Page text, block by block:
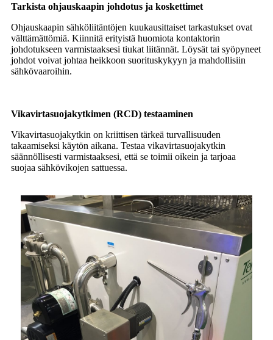
Tarkista ohjauskaapin johdotus ja koskettimet
Ohjauskaapin sähköliitäntöjen kuukausittaiset tarkastukset ovat
välttämättömiä. Kiinnitä erityistä huomiota kontaktorin
johdotukseen varmistaaksesi tiukat liitännät. Löysät tai syöpyneet
johdot voivat johtaa heikkoon suorituskykyyn ja mahdollisiin
sähkövaaroihin.
Vikavirtasuojakytkimen (RCD) testaaminen
Vikavirtasuojakytkin on kriittisen tärkeä turvallisuuden
takaamiseksi käytön aikana. Testaa vikavirtasuojakytkin
säännöllisesti varmistaaksesi, että se toimii oikein ja tarjoaa
suojaa sähkövikojen sattuessa.